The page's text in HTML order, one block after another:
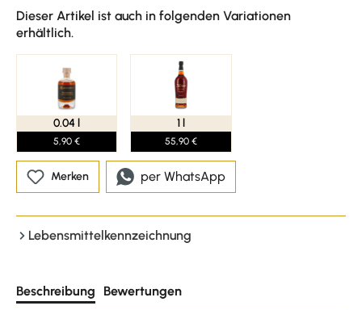
Dieser Artikel ist auch in folgenden Variationen
erhältlich.
0.04 l
5,90 €
1 l
55,90 €
Merken per WhatsApp
Lebensmittelkennzeichnung
Beschreibung Bewertungen